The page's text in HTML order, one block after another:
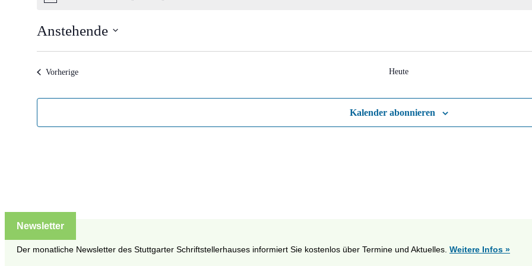
Anstehende
VorherigeVeranstaltungen Heute
Kalender abonnieren
Newsletter
Der monatliche Newsletter des Stuttgarter Schriftstellerhauses informiert Sie kostenlos über Termine und Aktuelles. Weitere Infos »